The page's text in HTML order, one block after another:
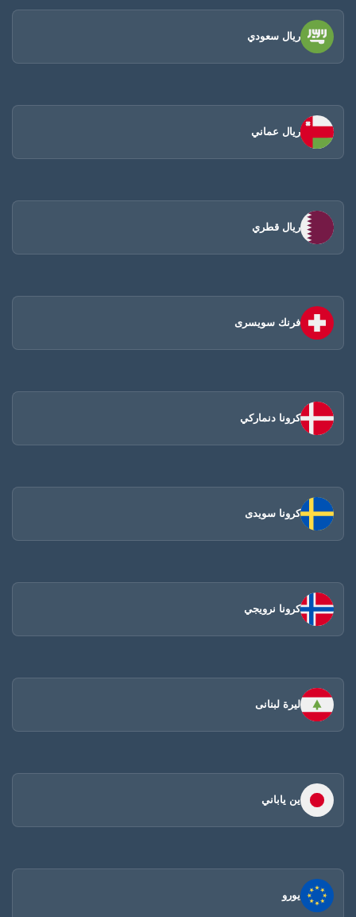
ريال سعودي
ريال عماني
ريال قطري
فرنك سويسرى
كرونا دنماركي
كرونا سويدى
كرونا نرويجي
ليرة لبنانى
ين ياباني
يورو